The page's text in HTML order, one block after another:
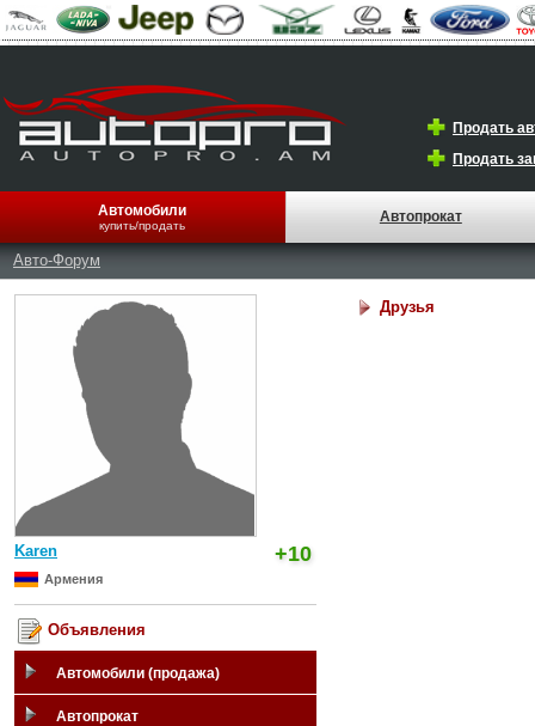
Продать
Продать
Автомобили
купить/продать
Автопрокат
Авто-Форум
Karen +10
Армения
Объявления
Автомобили (продажа)
Автопрокат
Друзья